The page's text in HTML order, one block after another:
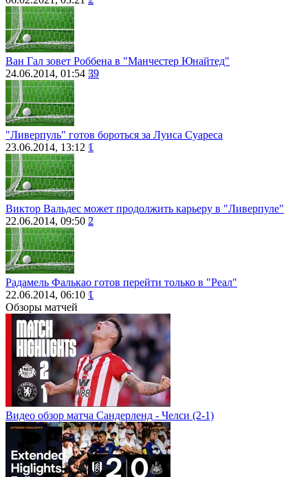
Ван Гал зовет Роббена в "Манчестер Юнайтед"
24.06.2014, 01:54 39
"Ливерпуль" готов бороться за Луиса Суареса
23.06.2014, 13:12 1
Виктор Вальдес может продолжить карьеру в "Ливерпуле"
22.06.2014, 09:50 2
Радамель Фалькао готов перейти только в "Реал"
22.06.2014, 06:10 1
Обзоры матчей
Видео обзор матча Сандерленд - Челси (2-1)